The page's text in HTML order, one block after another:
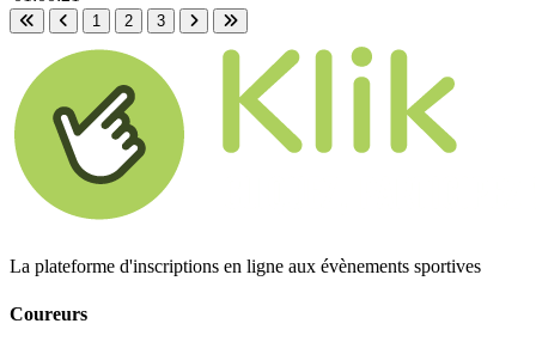
Première page
Page précédente
1 2
3
Page suivante
Dernière page
La plateforme d'inscriptions en ligne aux évènements sportives
Coureurs